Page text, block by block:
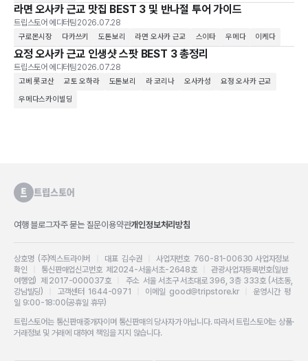
라면 오사카 근교 맛집 BEST 3 및 반나절 투어 가이드
트립스토어 에디터팀 2026.07.28
구로몬시장 다카쓰키 도톤보리 라면 오사카 근교 스이타 우메다 이케다
요정 오사카 근교 인생샷 스팟 BEST 3 총정리
트립스토어 에디터팀 2026.07.28
고베 롯코산 교토 오하라 도톤보리 라 코리나 오사카성
요정 오사카 근교
우메다스카이빌딩
여행 블로그자주 묻는 질문이용약관개인정보처리방침
상호명 (주)엑스트라이버 대표 김수권 |사업자번호 760-81-00630 사업자정보
확인
통신판매업신고번호 제2024-서울서초-2648호|관광사업자등록번호(일반
여행업) 제 2017-000037호| 주소 서울 서초구 서초대로 396, 3층 333호 (서초동,
강남빌딩)
고객센터 1644-0971 이메일 good@tripstore.kr| 운영시간 평
일 9:00-18:00(공휴일 휴무)
트립스토어는 통신판매중개자이며 통신판매의 당사자가 아닙니다. 따라서 트립스토어는 상품·
거래정보 및 거래에 대하여 책임을 지지 않습니다.